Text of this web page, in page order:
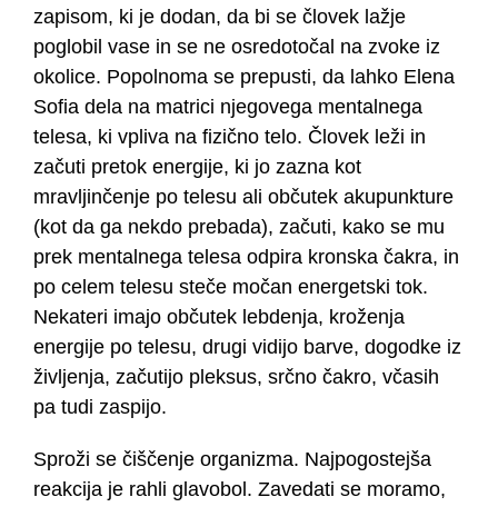
zapisom, ki je dodan, da bi se človek lažje
poglobil vase in se ne osredotočal na zvoke iz
okolice. Popolnoma se prepusti, da lahko Elena
Sofia dela na matrici njegovega mentalnega
telesa, ki vpliva na fizično telo. Človek leži in
začuti pretok energije, ki jo zazna kot
mravljinčenje po telesu ali občutek akupunkture
(kot da ga nekdo prebada), začuti, kako se mu
prek mentalnega telesa odpira kronska čakra, in
po celem telesu steče močan energetski tok.
Nekateri imajo občutek lebdenja, kroženja
energije po telesu, drugi vidijo barve, dogodke iz
življenja, začutijo pleksus, srčno čakro, včasih
pa tudi zaspijo.
Sproži se čiščenje organizma. Najpogostejša
reakcija je rahli glavobol. Zavedati se moramo,